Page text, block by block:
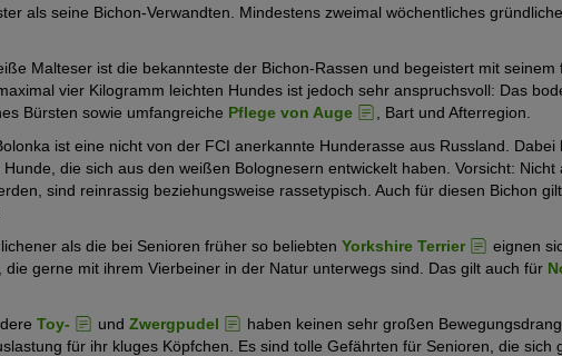
als seine Bichon-Verwandten. Mindestens zweimal wöchentliches
Malteser ist die bekannteste der Bichon-Rassen und begeistert mit seinem
vier Kilogramm leichten Hundes ist jedoch sehr anspruchsvoll: Das
Bürsten sowie umfangreiche Pflege von Auge
, Bart und Afterregion.
ist eine nicht von der FCI anerkannte Hunderasse aus Russland. Dabei
die sich aus den weißen Bolognesern entwickelt haben. Vorsicht: Nicht
sind reinrassig beziehungsweise rassetypisch. Auch für diesen Bichon
als die bei Senioren früher so beliebten Yorkshire Terrier
eignen
gerne mit ihrem Vierbeiner in der Natur unterwegs sind. Das gilt auch für
Toy- und Zwergpudel
haben keinen sehr großen
für ihr kluges Köpfchen. Es sind tolle Gefährten für Senioren, die sich